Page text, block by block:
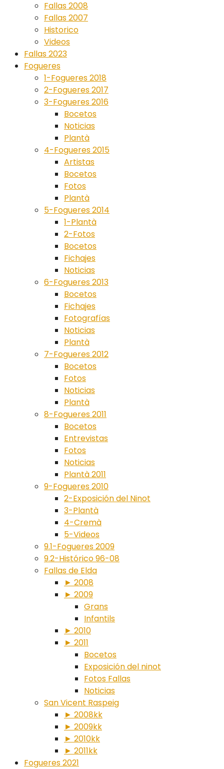
Fallas 2008
Fallas 2007
Historico
Videos
Fallas 2023
Fogueres
1-Fogueres 2018
2-Fogueres 2017
3-Fogueres 2016
Bocetos
Noticias
Plantà
4-Fogueres 2015
Artistas
Bocetos
Fotos
Plantà
5-Fogueres 2014
1-Plantà
2-Fotos
Bocetos
Fichajes
Noticias
6-Fogueres 2013
Bocetos
Fichajes
Fotografías
Noticias
Plantà
7-Fogueres 2012
Bocetos
Fotos
Noticias
Plantà
8-Fogueres 2011
Bocetos
Entrevistas
Fotos
Noticias
Plantà 2011
9-Fogueres 2010
2-Exposición del Ninot
3-Plantà
4-Cremà
5-Videos
9.1-Fogueres 2009
9.2-Histórico 96-08
Fallas de Elda
► 2008
► 2009
Grans
Infantils
► 2010
► 2011
Bocetos
Exposición del ninot
Fotos Fallas
Noticias
San Vicent Raspeig
► 2008kk
► 2009kk
► 2010kk
► 2011kk
Fogueres 2021